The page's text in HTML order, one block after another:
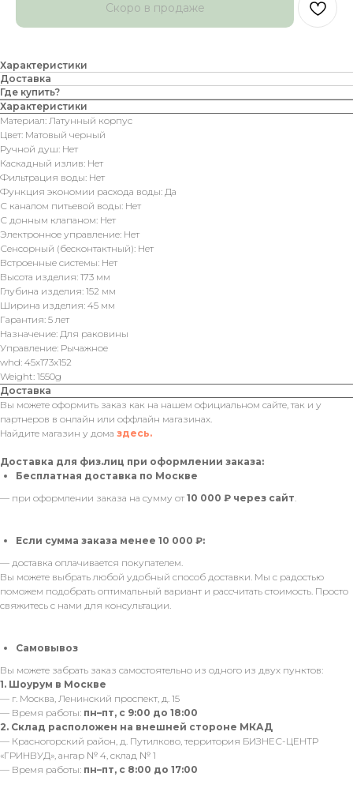
Характеристики
Доставка
Где купить?
Характеристики
Материал: Латунный корпус
Цвет: Матовый черный
Ручной душ: Нет
Каскадный излив: Нет
Фильтрация воды: Нет
Функция экономии расхода воды: Да
С каналом питьевой воды: Нет
С донным клапаном: Нет
Электронное управление: Нет
Сенсорный (бесконтактный): Нет
Встроенные системы: Нет
Высота изделия: 173 мм
Глубина изделия: 152 мм
Ширина изделия: 45 мм
Гарантия: 5 лет
Назначение: Для раковины
Управление: Рычажное
whd: 45x173x152
Weight: 1550g
Доставка
Вы можете оформить заказ как на нашем официальном сайте, так и у
партнеров в онлайн или оффлайн магазинах.
Найдите магазин у дома здесь.
Доставка для физ.лиц при оформлении заказа:
Бесплатная доставка по Москве
— при оформлении заказа на сумму от 10 000 ₽ через сайт.
Если сумма заказа менее 10 000 ₽:
— доставка оплачивается покупателем.
Вы можете выбрать любой удобный способ доставки. Мы с радостью
поможем подобрать оптимальный вариант и рассчитать стоимость. Просто
свяжитесь с нами для консультации.
Самовывоз
Вы можете забрать заказ самостоятельно из одного из двух пунктов:
1. Шоурум в Москве
— г. Москва, Ленинский проспект, д. 15
— Время работы: пн–пт, с 9:00 до 18:00
2. Склад расположен на внешней стороне МКАД
— Красногорский район, д. Путилково, территория БИЗНЕС-ЦЕНТР
«ГРИНВУД», ангар № 4, склад № 1
— Время работы: пн–пт, с 8:00 до 17:00